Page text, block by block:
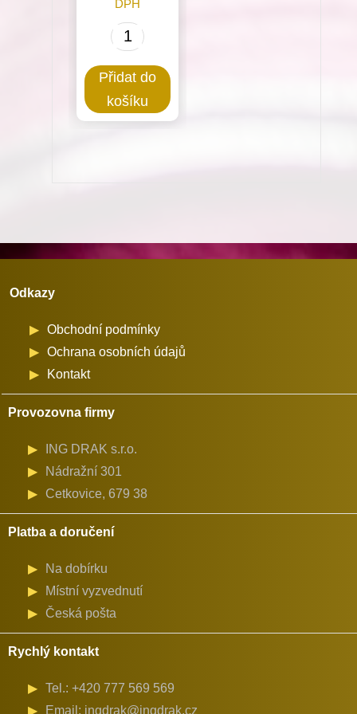
DPH
0367
Chapač
pro
Přidat do
košíku
Odkazy
Obchodní podmínky
Ochrana osobních údajů
Kontakt
Provozovna firmy
ING DRAK s.r.o.
Nádražní 301
Cetkovice, 679 38
Platba a doručení
Na dobírku
Místní vyzvednutí
Česká pošta
Rychlý kontakt
Tel.: +420 777 569 569
Email: ingdrak@ingdrak.cz